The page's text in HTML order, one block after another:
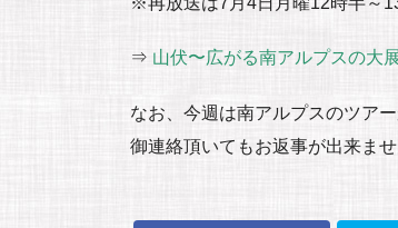
⇒ 山伏〜広がる南アルプスの大
なお、今週は南アルプスのツア
御連絡頂いてもお返事が出来ま